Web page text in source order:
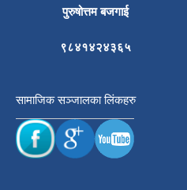
पुरुषोत्तम बजगाई
९८४१४२४३६५
सामाजिक सञ्जालका लिंकहरु